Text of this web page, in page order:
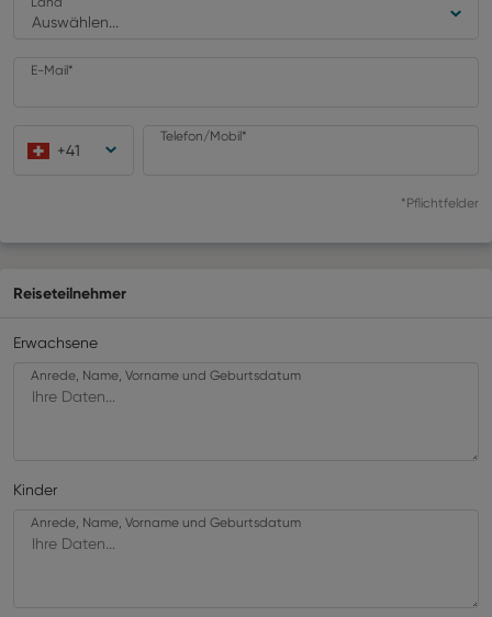
Auswählen...
E-Mail*
+41
Telefon/Mobil*
*Pflichtfelder
Reiseteilnehmer
Erwachsene
Anrede, Name, Vorname und Geburtsdatum
Kinder
Anrede, Name, Vorname und Geburtsdatum